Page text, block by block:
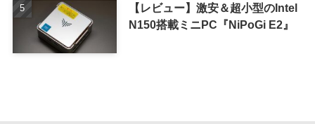
【レビュー】激安＆超小型のIntel
N150搭載ミニPC『NiPoGi E2』